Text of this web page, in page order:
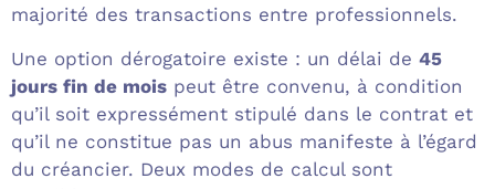
majorité des transactions entre professionnels.
Une option dérogatoire existe : un délai de 45
jours fin de mois peut être convenu, à condition
qu’il soit expressément stipulé dans le contrat et
qu’il ne constitue pas un abus manifeste à l’égard
du créancier. Deux modes de calcul sont